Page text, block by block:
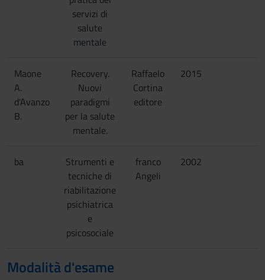
servizi di
salute
mentale
Maone
A.
d'Avanzo
B.
Recovery.
Nuovi
paradigmi
per la salute
mentale.
Raffaelo
Cortina
editore
2015
ba
Strumenti e
tecniche di
riabilitazione
psichiatrica
e
psicosociale
franco
Angeli
2002
Modalità d'esame